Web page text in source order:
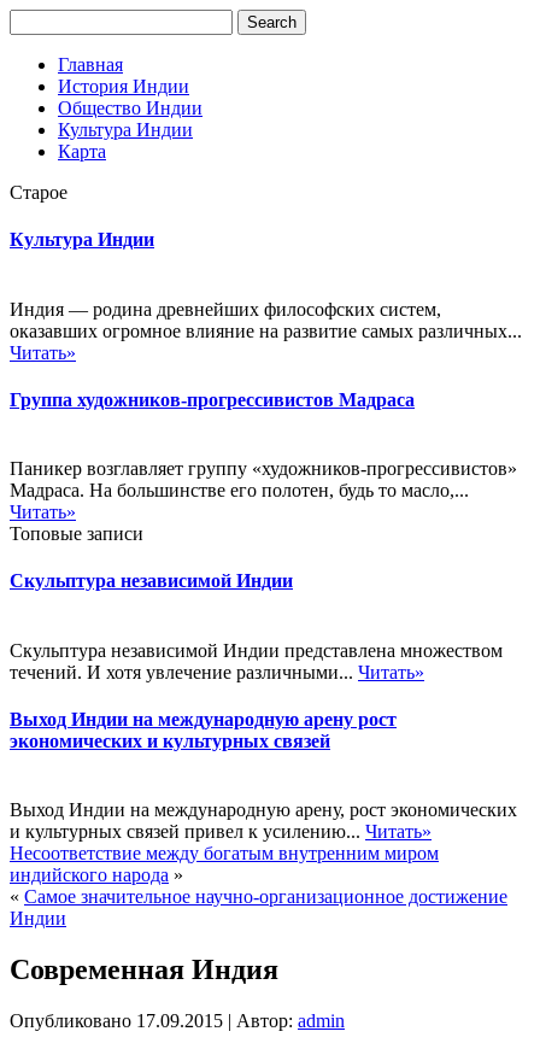
Главная
История Индии
Общество Индии
Культура Индии
Карта
Старое
Культура Индии
Индия — родина древнейших философских систем,
оказавших огромное влияние на развитие самых различных...
Читать»
Группа художников-прогрессивистов Мадраса
Паникер возглавляет группу «художников-прогрессивистов»
Мадраса. На большинстве его полотен, будь то масло,...
Читать»
Топовые записи
Скульптура независимой Индии
Скульптура независимой Индии представлена множеством
течений. И хотя увлечение различными... Читать»
Выход Индии на международную арену рост
экономических и культурных связей
Выход Индии на международную арену, рост экономических
и культурных связей привел к усилению... Читать»
Несоответствие между богатым внутренним миром
индийского народа »
« Самое значительное научно-организационное достижение
Индии
Современная Индия
Опубликовано 17.09.2015 | Автор: admin